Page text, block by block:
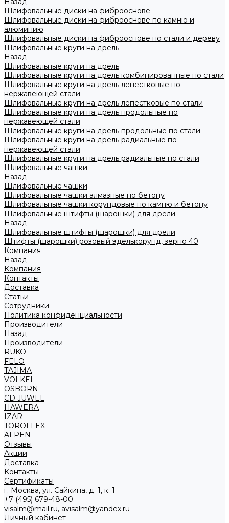
Шлифовальные диски на фиброоснове
Шлифовальные диски на фиброоснове по камню и
алюминию
Шлифовальные диски на фиброоснове по стали и дереву
Шлифовальные круги на дрель
Назад
Шлифовальные круги на дрель
Шлифовальные круги на дрель комбинированные по стали
Шлифовальные круги на дрель лепестковые по
нержавеющей стали
Шлифовальные круги на дрель лепестковые по стали
Шлифовальные круги на дрель продольные по
нержавеющей стали
Шлифовальные круги на дрель продольные по стали
Шлифовальные круги на дрель радиальные по
нержавеющей стали
Шлифовальные круги на дрель радиальные по стали
Шлифовальные чашки
Назад
Шлифовальные чашки
Шлифовальные чашки алмазные по бетону
Шлифовальные чашки корундовые по камню и бетону
Шлифовальные штифты (шарошки) для дрели
Назад
Шлифовальные штифты (шарошки) для дрели
Штифты (шарошки) розовый эделькорунд, зерно 40
Компания
Назад
Компания
Контакты
Доставка
Статьи
Сотрудники
Политика конфиденциальности
Производители
Назад
Производители
RUKO
FELO
TAJIMA
VOLKEL
OSBORN
CD JUWEL
HAWERA
IZAR
TOROFLEX
ALPEN
Отзывы
Акции
Доставка
Контакты
Сертификаты
г. Москва, ул. Сайкина, д. 1, к. 1
+7 (495) 679-48-00
visalm@mail.ru, avisalm@yandex.ru
Личный кабинет